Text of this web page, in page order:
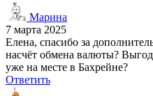
Марина
7 марта 2025
Елена, спасибо за
насчёт обмена валюты?
уже на месте в Бахрейне?
Ответить